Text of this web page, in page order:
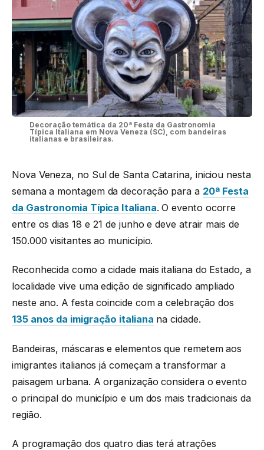
Decoração temática da 20ª Festa da Gastronomia
Típica Italiana em Nova Veneza (SC), com bandeiras
italianas e brasileiras.
Nova Veneza, no Sul de Santa Catarina, iniciou nesta
semana a montagem da decoração para a 20ª Festa
da Gastronomia Típica Italiana. O evento ocorre
entre os dias 18 e 21 de junho e deve atrair mais de
150.000 visitantes ao município.
Reconhecida como a cidade mais italiana do Estado, a
localidade vive uma edição de significado ampliado
neste ano. A festa coincide com a celebração dos
135 anos da imigração italiana na cidade.
Bandeiras, máscaras e elementos que remetem aos
imigrantes italianos já começam a transformar a
paisagem urbana. A organização considera o evento
o principal do município e um dos mais tradicionais da
região.
A programação dos quatro dias terá atrações